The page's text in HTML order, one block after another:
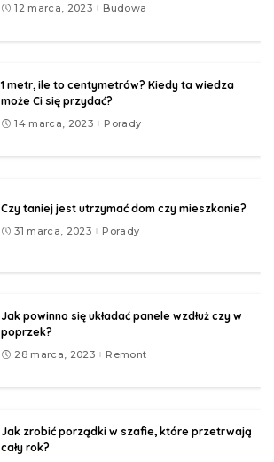
12 marca, 2023 Budowa
1 metr, ile to centymetrów? Kiedy ta wiedza
może Ci się przydać?
14 marca, 2023 Porady
Czy taniej jest utrzymać dom czy mieszkanie?
31 marca, 2023 Porady
Jak powinno się układać panele wzdłuż czy w
poprzek?
28 marca, 2023 Remont
Jak zrobić porządki w szafie, które przetrwają
cały rok?